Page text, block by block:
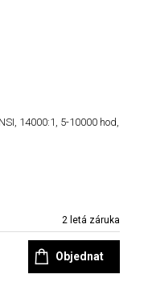
14000:1, 5-10000 hod,
2 letá záruka
Objednat